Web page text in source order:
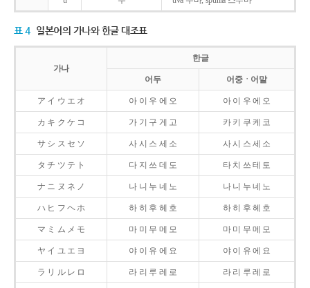
표 4 일본어의 가나와 한글 대조표
가나
한글
어두 어중ㆍ어말
ア イ ウ エ オ 아 이 우 에 오 아 이 우 에 오
カ キ ク ケ コ 가 기 구 게 고 카 키 쿠 케 코
サ シ ス セ ソ 사 시 스 세 소 사 시 스 세 소
タ チ ツ テ ト 다 지 쓰 데 도 타 치 쓰 테 토
ナ ニ ヌ ネ ノ 나 니 누 네 노 나 니 누 네 노
ハ ヒ フ ヘ ホ 하 히 후 헤 호 하 히 후 헤 호
マ ミ ム メ モ 마 미 무 메 모 마 미 무 메 모
ヤ イ ユ エ ヨ 야 이 유 에 요 야 이 유 에 요
ラ リ ル レ ロ 라 리 루 레 로 라 리 루 레 로